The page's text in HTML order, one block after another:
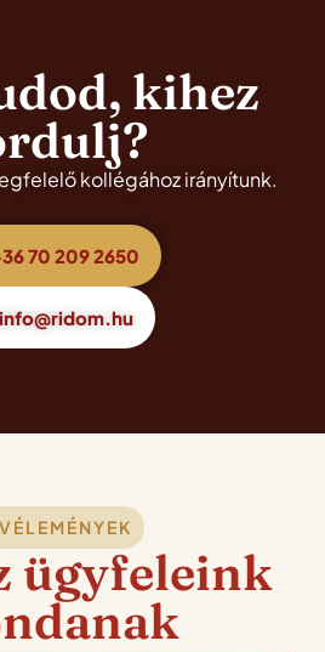
kihez
kollégához irányítunk.
70 209 2650
VÉLEMÉNYEK
ügyfeleink